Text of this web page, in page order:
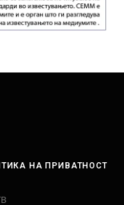
НА ПРИВАТНОСТ